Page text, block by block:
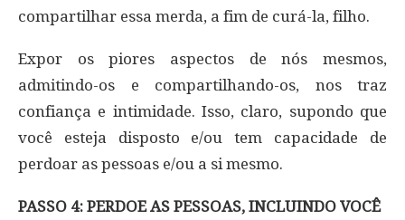
compartilhar essa merda, a fim de curá-la, filho.
Expor os piores aspectos de nós mesmos,
admitindo-os e compartilhando-os, nos traz
confiança e intimidade. Isso, claro, supondo que
você esteja disposto e/ou tem capacidade de
perdoar as pessoas e/ou a si mesmo.
PASSO 4: PERDOE AS PESSOAS, INCLUINDO VOCÊ